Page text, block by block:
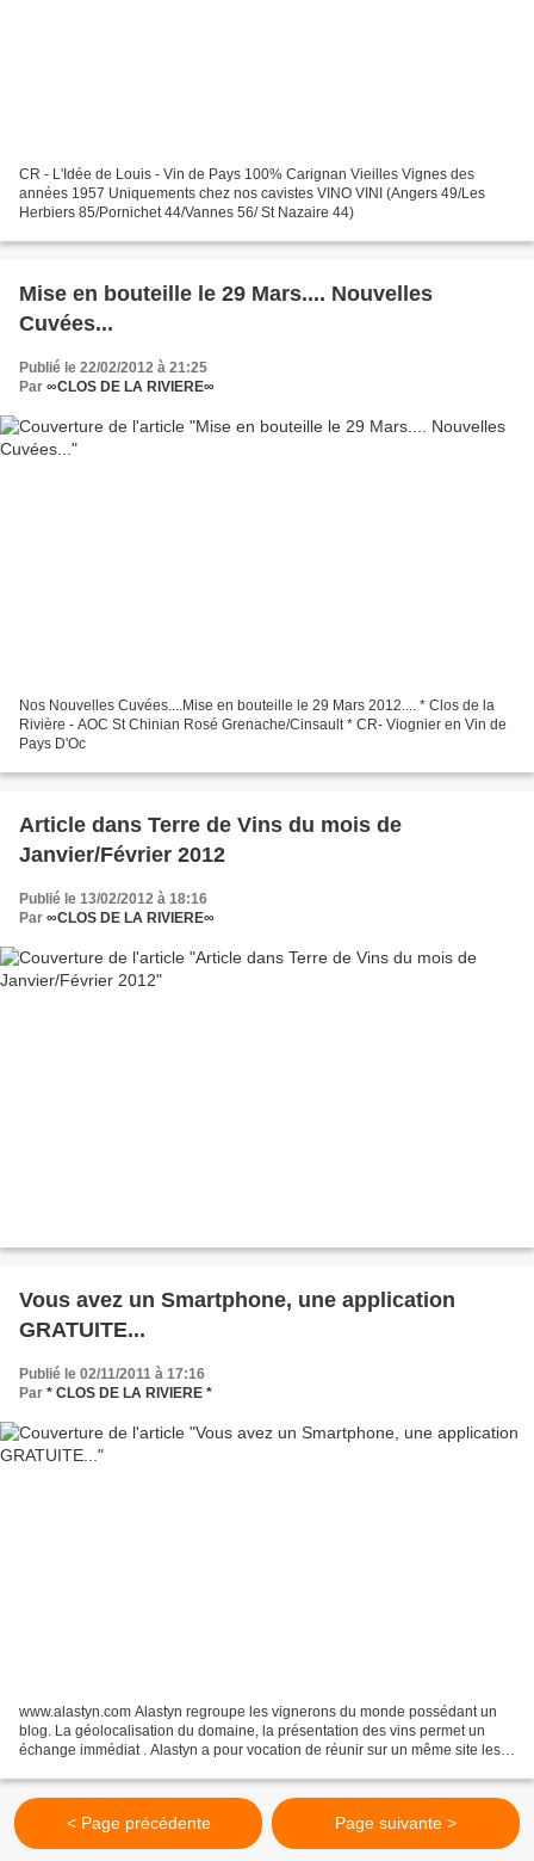
CR - L'Idée de Louis - Vin de Pays 100% Carignan Vieilles Vignes des
années 1957 Uniquements chez nos cavistes VINO VINI (Angers 49/Les
Herbiers 85/Pornichet 44/Vannes 56/ St Nazaire 44)
Mise en bouteille le 29 Mars.... Nouvelles
Cuvées...
Publié le 22/02/2012 à 21:25
Par ∞CLOS DE LA RIVIERE∞
Nos Nouvelles Cuvées....Mise en bouteille le 29 Mars 2012.... * Clos de la
Rivière - AOC St Chinian Rosé Grenache/Cinsault * CR- Viognier en Vin de
Pays D'Oc
Article dans Terre de Vins du mois de
Janvier/Février 2012
Publié le 13/02/2012 à 18:16
Par ∞CLOS DE LA RIVIERE∞
Vous avez un Smartphone, une application
GRATUITE...
Publié le 02/11/2011 à 17:16
Par * CLOS DE LA RIVIERE *
www.alastyn.com Alastyn regroupe les vignerons du monde possédant un
blog. La géolocalisation du domaine, la présentation des vins permet un
échange immédiat . Alastyn a pour vocation de réunir sur un même site les
< Page précédente Page suivante >